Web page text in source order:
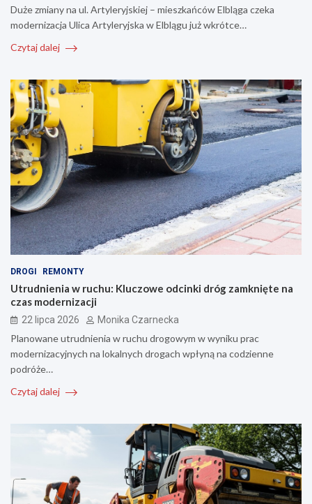
Duże zmiany na ul. Artyleryjskiej – mieszkańców Elbląga czeka
modernizacja Ulica Artyleryjska w Elblągu już wkrótce…
Czytaj dalej
DROGI REMONTY
Utrudnienia w ruchu: Kluczowe odcinki dróg zamknięte na
czas modernizacji
22 lipca 2026 Monika Czarnecka
Planowane utrudnienia w ruchu drogowym w wyniku prac
modernizacyjnych na lokalnych drogach wpłyną na codzienne
podróże…
Czytaj dalej